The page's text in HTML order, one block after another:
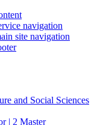
navigation
site navigation
and Social Sciences
| 2 Master